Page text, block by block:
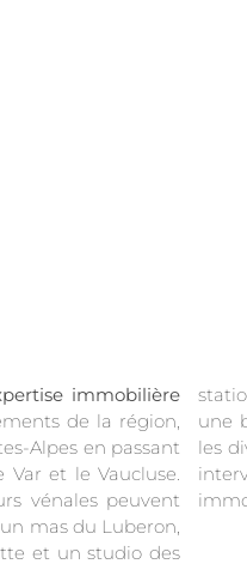
immobilière
de la région,
Alpes en passant
Var et le Vaucluse.
vénales peuvent
mas du Luberon,
et un studio des
une
les